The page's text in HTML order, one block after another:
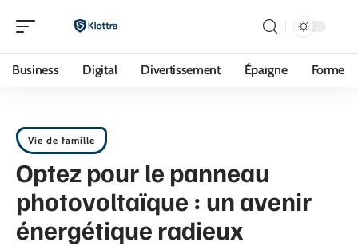
Business Digital Divertissement Épargne Forme
Vie de famille
Optez pour le panneau
photovoltaïque : un avenir
énergétique radieux